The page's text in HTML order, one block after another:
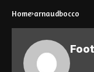
Home arnaudbocco